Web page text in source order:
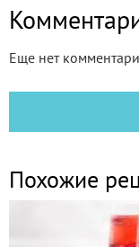
Еще нет
Похожие